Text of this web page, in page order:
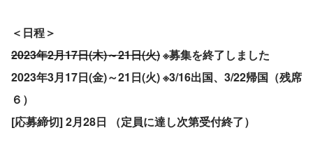
＜日程＞
2023年2月17日(木)～21日(火) ※募集を終了しました
2023年3月17日(金)～21日(火) ※3/16出国、3/22帰国（残席
６）
[応募締切] 2月28日 （定員に達し次第受付終了）